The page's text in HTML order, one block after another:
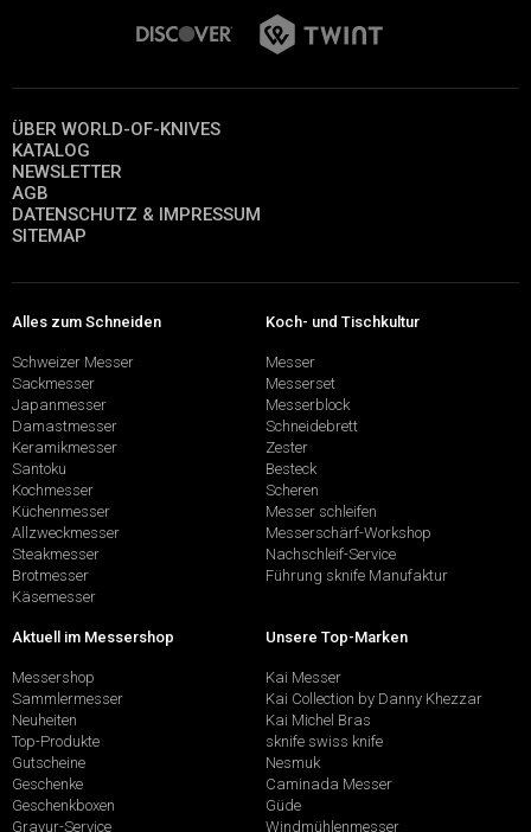
ÜBER WORLD-OF-KNIVES
KATALOG
NEWSLETTER
AGB
DATENSCHUTZ & IMPRESSUM
SITEMAP
Alles zum Schneiden
Schweizer Messer
Sackmesser
Japanmesser
Damastmesser
Keramikmesser
Santoku
Kochmesser
Küchenmesser
Allzweckmesser
Steakmesser
Brotmesser
Käsemesser
Koch- und Tischkultur
Messer
Messerset
Messerblock
Schneidebrett
Zester
Besteck
Scheren
Messer schleifen
Messerschärf-Workshop
Nachschleif-Service
Führung sknife Manufaktur
Aktuell im Messershop
Messershop
Sammlermesser
Neuheiten
Top-Produkte
Gutscheine
Geschenke
Geschenkboxen
Gravur-Service
Unsere Top-Marken
Kai Messer
Kai Collection by Danny Khezzar
Kai Michel Bras
sknife swiss knife
Nesmuk
Caminada Messer
Güde
Windmühlenmesser